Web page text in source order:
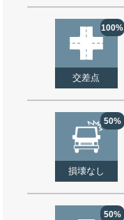
100%
交差点
50%
損壊なし
50%